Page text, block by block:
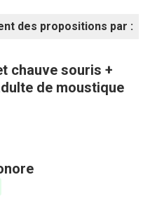
des propositions par :
chauve souris +
de moustique